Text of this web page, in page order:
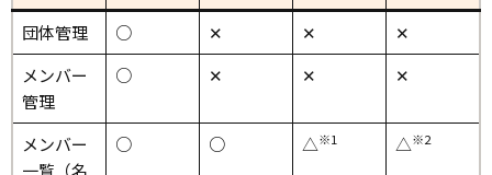
団体管理
○ ✕ ✕
✕
メンバー
管理
○ ✕ ✕ ✕
メンバー
一覧（名
○ ○ △※1 △※2